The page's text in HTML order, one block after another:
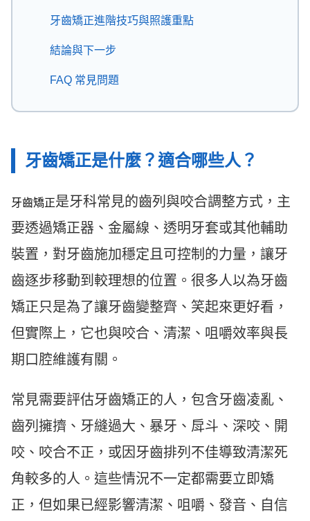
牙齒矯正進階技巧與照護重點
結論與下一步
FAQ 常見問題
牙齒矯正是什麼？適合哪些人？
牙齒矯正是牙科常見的齒列與咬合調整方式，主
要透過矯正器、金屬線、透明牙套或其他輔助
裝置，對牙齒施加穩定且可控制的力量，讓牙
齒逐步移動到較理想的位置。很多人以為牙齒
矯正只是為了讓牙齒變整齊、笑起來更好看，
但實際上，它也與咬合、清潔、咀嚼效率與長
期口腔維護有關。
常見需要評估牙齒矯正的人，包含牙齒凌亂、
齒列擁擠、牙縫過大、暴牙、戽斗、深咬、開
咬、咬合不正，或因牙齒排列不佳導致清潔死
角較多的人。這些情況不一定都需要立即矯
正，但如果已經影響清潔、咀嚼、發音、自信